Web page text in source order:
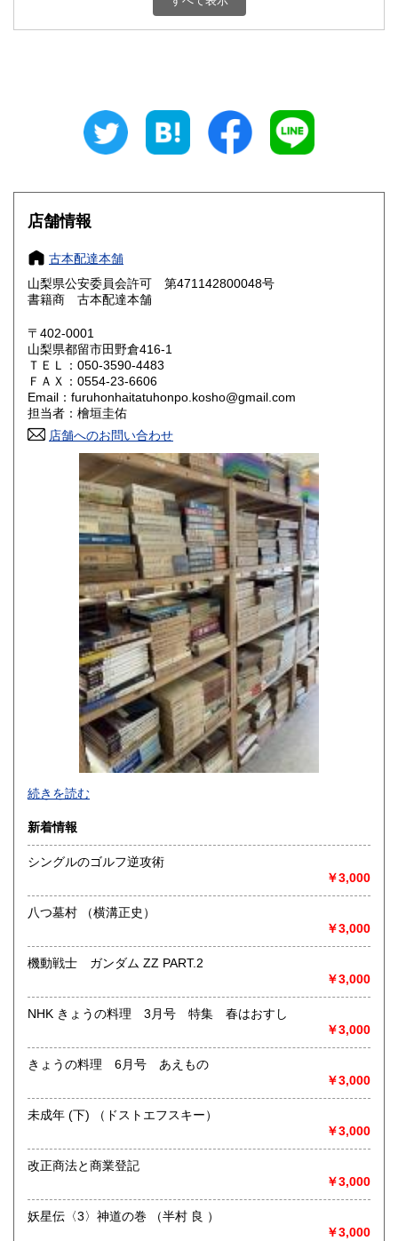
800円 三重県
大阪府
奈良県
鳥取県 800円 島根県
岡山県
山口県 800円
香川県 800円 愛媛県
高知県 800円
800円 長崎県
800円 大分県
800円 鹿児島県
1,500円
店舗情報
古本配達本舗
山梨県公安委員会許可 第471142800048号
書籍商 古本配達本舗
〒402-0001
山梨県都留市田野倉416-1
ＴＥＬ：050-3590-4483
ＦＡＸ：0554-23-6606
Email：furuhonhaitatuhonpo.kosho@gmail.com
担当者：檜垣圭佑
店舗へのお問い合わせ
-
沿線名：-
最寄駅：-
営業時間：-
定休日：-
書籍の買取について
取り扱い分野
総記、哲学宗教、歴史、社会科学、自然科学、美術工芸、国
語国文、外国文学、古典籍、近代文献、趣味、外国書、サブ
カルチャー、古書一般（その他）
続きを読む
新着情報
シングルのゴルフ逆攻術
￥3,000
八つ墓村 （横溝正史）
￥3,000
機動戦士 ガンダム ZZ PART.2
￥3,000
NHK きょうの料理 3月号 特集 春はおすし
￥3,000
きょうの料理 6月号 あえもの
￥3,000
未成年 (下) （ドストエフスキー）
￥3,000
改正商法と商業登記
￥3,000
妖星伝〈3〉神道の巻 （半村 良 ）
￥3,000